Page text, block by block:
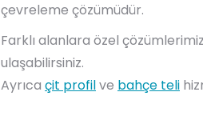
çevreleme çözümüdür.
Farklı alanlara özel
ulaşabilirsiniz.
Ayrıca çit profilve bahçe teli